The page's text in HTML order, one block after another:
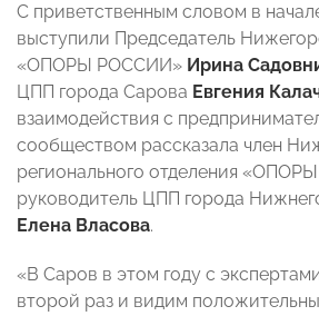
С приветственным словом в
выступили Председатель
«ОПОРЫ РОССИИ» Ирина
ЦПП города Сарова Евгения
взаимодействия с
сообществом рассказала член
регионального отделения
руководитель ЦПП города
Елена Власова.
«В Саров в этом году с
второй раз и видим